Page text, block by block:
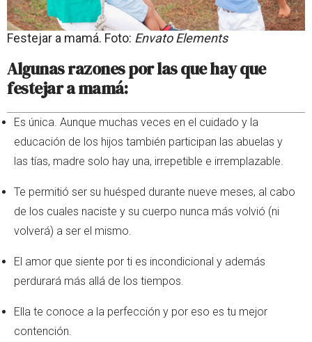
Festejar a mamá. Foto: Envato Elements
Algunas razones por las que hay que
festejar a mamá:
Es única. Aunque muchas veces en el cuidado y la
educación de los hijos también participan las abuelas y
las tías, madre solo hay una, irrepetible e irremplazable.
Te permitió ser su huésped durante nueve meses, al cabo
de los cuales naciste y su cuerpo nunca más volvió (ni
volverá) a ser el mismo.
El amor que siente por ti es incondicional y además
perdurará más allá de los tiempos.
Ella te conoce a la perfección y por eso es tu mejor
contención.